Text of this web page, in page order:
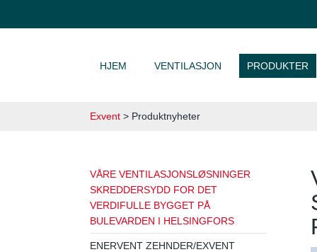
HJEM VENTILASJON PRODUKTER
Exvent > Produktnyheter
VÅRE VENTILASJONSLØSNINGER
SKREDDERSYDD FOR DET
VERDIFULLE BYGGET PÅ
BULEVARDEN I HELSINGFORS
ENERVENT ZEHNDER/EXVENT